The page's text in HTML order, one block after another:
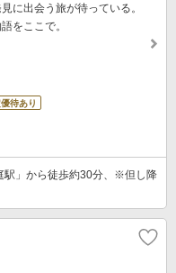
に出会う旅が待っている。
をここで。
待あり
駅」から徒歩約30分、※但し降